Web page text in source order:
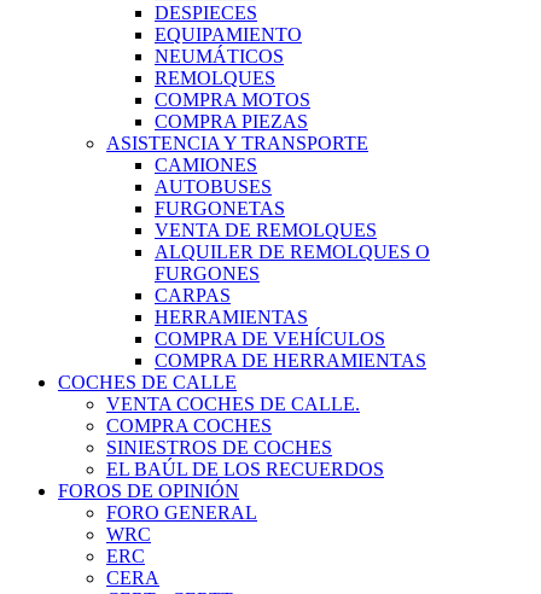
DESPIECES
EQUIPAMIENTO
NEUMÁTICOS
REMOLQUES
COMPRA MOTOS
COMPRA PIEZAS
ASISTENCIA Y TRANSPORTE
CAMIONES
AUTOBUSES
FURGONETAS
VENTA DE REMOLQUES
ALQUILER DE REMOLQUES O
FURGONES
CARPAS
HERRAMIENTAS
COMPRA DE VEHÍCULOS
COMPRA DE HERRAMIENTAS
COCHES DE CALLE
VENTA COCHES DE CALLE.
COMPRA COCHES
SINIESTROS DE COCHES
EL BAÚL DE LOS RECUERDOS
FOROS DE OPINIÓN
FORO GENERAL
WRC
ERC
CERA